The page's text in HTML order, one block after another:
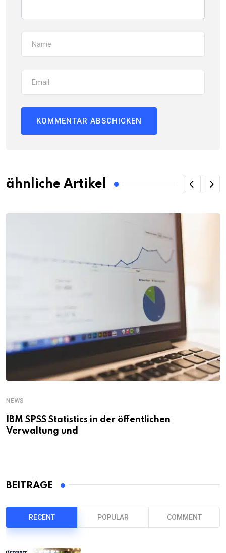
ähnliche Artikel
NEWS
IBM SPSS Statistics in der öffentlichen
Verwaltung und
BEITRÄGE
RECENT POPULAR COMMENT